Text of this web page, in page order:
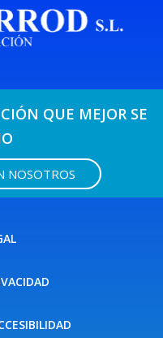
QUE MEJOR SE
NOSOTROS